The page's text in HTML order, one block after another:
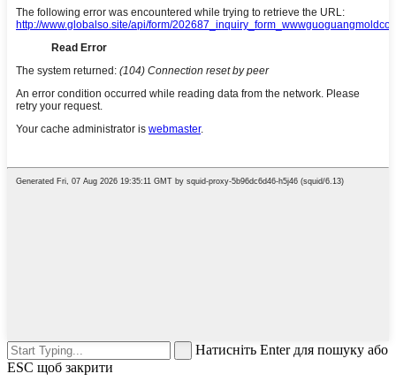
Натисніть Enter для пошуку або
ESC щоб закрити